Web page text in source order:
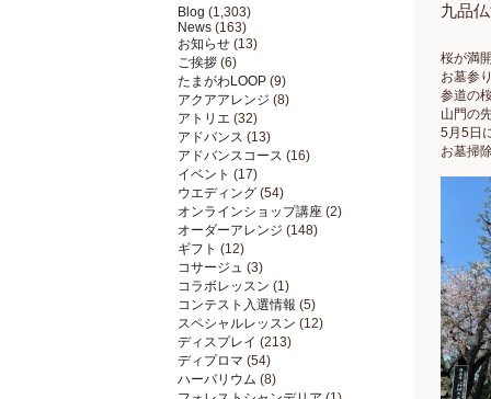
Blog (1,303)
News (163)
お知らせ (13)
ご挨拶 (6)
たまがわLOOP (9)
アクアアレンジ (8)
アトリエ (32)
アドバンス (13)
アドバンスコース (16)
イベント (17)
ウエディング (54)
オンラインショップ講座 (2)
オーダーアレンジ (148)
ギフト (12)
コサージュ (3)
コラボレッスン (1)
コンテスト入選情報 (5)
スペシャルレッスン (12)
ディスプレイ (213)
ディプロマ (54)
ハーバリウム (8)
九品
桜が満
お墓参
参道の
山門の
5月5日
お墓掃